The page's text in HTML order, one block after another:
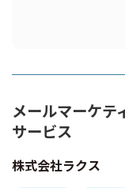
メールマーケテ
サービス
株式会社ラクス